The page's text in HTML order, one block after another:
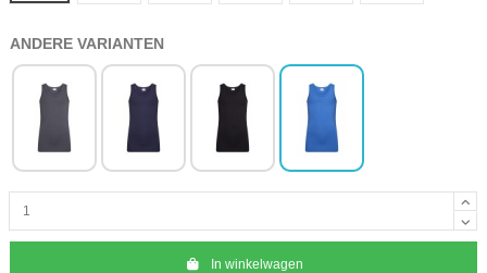
ANDERE VARIANTEN
In winkelwagen